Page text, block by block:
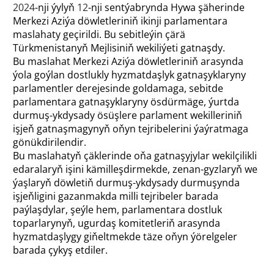
2024-nji ýylyň 12-nji sentýabrynda Hywa şäherinde
Merkezi Aziýa döwletleriniň ikinji parlamentara
maslahaty geçirildi. Bu sebitleýin çärä
Türkmenistanyň Mejlisiniň wekiliýeti gatnaşdy.
Bu maslahat Merkezi Aziýa döwletleriniň arasynda
ýola goýlan dostlukly hyzmatdaşlyk gatnaşyklaryny
parlamentler derejesinde goldamaga, sebitde
parlamentara gatnaşyklaryny ösdürmäge, ýurtda
durmuş-ykdysady ösüşlere parlament wekilleriniň
işjeň gatnaşmagynyň oňyn tejribelerini ýaýratmaga
gönükdirilendir.
Bu maslahatyň çäklerinde oňa gatnaşyjylar wekilçilikli
edaralaryň işini kämilleşdirmekde, zenan-gyzlaryň we
ýaşlaryň döwletiň durmuş-ykdysady durmuşynda
işjeňligini gazanmakda milli tejribeler barada
paýlaşdylar, şeýle hem, parlamentara dostluk
toparlarynyň, ugurdaş komitetleriň arasynda
hyzmatdaşlygy giňeltmekde täze oňyn ýörelgeler
barada çykyş etdiler.